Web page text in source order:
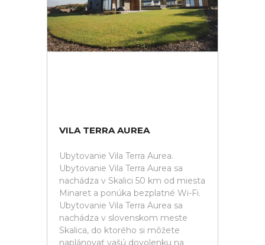
VILA TERRA AUREA
Ubytovanie Vila Terra Aurea.
Ubytovanie Vila Terra Aurea sa
nachádza v Skalici 50 km od miesta
Minaret a ponúka bezplatné Wi-Fi.
Ubytovanie Vila Terra Aurea sa
nachádza v slovenskom meste
Skalica, do ktorého si môžete
naplánovať vašú dovolenku na